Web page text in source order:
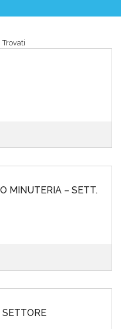
Trovati
MINUTERIA – SETT.